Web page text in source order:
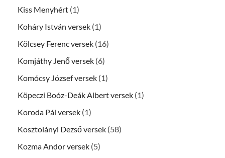
Kiss Menyhért (1)
Koháry István versek (1)
Kölcsey Ferenc versek (16)
Komjáthy Jenő versek (6)
Komócsy József versek (1)
Köpeczi Boóz-Deák Albert versek (1)
Koroda Pál versek (1)
Kosztolányi Dezső versek (58)
Kozma Andor versek (5)